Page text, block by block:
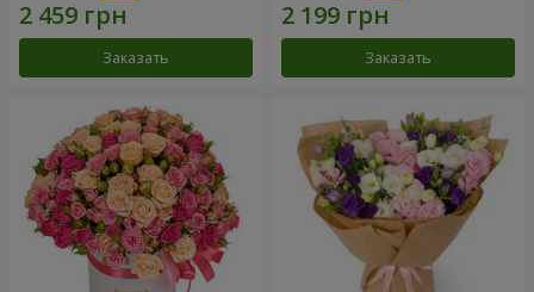
Заказать Заказать